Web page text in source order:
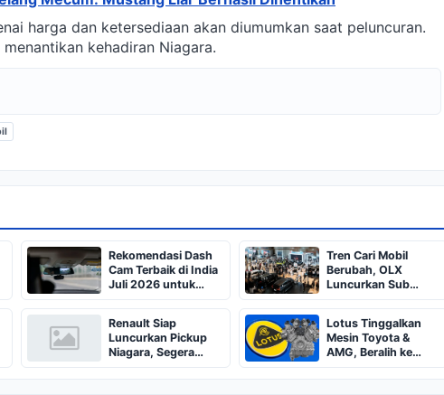
harga dan ketersediaan akan diumumkan saat peluncuran.
kehadiran Niagara.
Rekomendasi Dash
Cam Terbaik di India
Juli 2026 untuk
Semua Budget
Tren Cari Mobil
Berubah, OLX
Luncurkan Sub
Kategori Mobil Baru
Jelang GIIAS 2026
Renault Siap
Luncurkan Pickup
Niagara, Segera
Meluncur
Lotus Tinggalkan
Mesin Toyota &
AMG, Beralih ke
Teknologi Baru